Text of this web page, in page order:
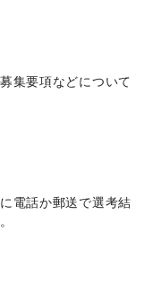
集要項などについて
電話か郵送で選考結